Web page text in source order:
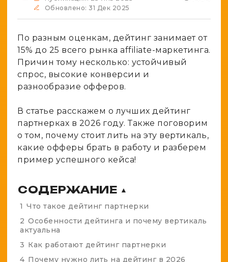
Адалт
Spy-сервисы
Вайты
Аккаунты
Проверка анонимности
Генератор личности
Обновлено: 31 Дек 2025
По разным оценкам, дейтинг занимает от
15% до 25 всего рынка affiliate-маркетинга.
Причин тому несколько: устойчивый
спрос, высокие конверсии и
разнообразие офферов.
В статье расскажем о лучших дейтинг
партнерках в 2026 году. Также поговорим
о том, почему стоит лить на эту вертикаль,
какие офферы брать в работу и разберем
пример успешного кейса!
СОДЕРЖАНИЕ ▲
1 Что такое дейтинг партнерки
2 Особенности дейтинга и почему вертикаль
актуальна
3 Как работают дейтинг партнерки
4 Почему нужно лить на дейтинг в 2026